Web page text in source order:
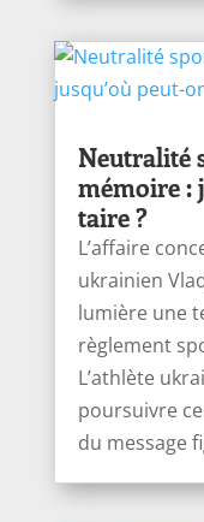
Neutralité
mémoire :
taire ?
L’affaire
ukrainien
lumière une
règlement
L’athlète
poursuivre
du message